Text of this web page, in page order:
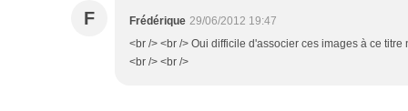
F Frédérique 29/06/2012 19:47
<br /> <br /> Oui difficile d'associer ces images à ce titre
<br /> <br />